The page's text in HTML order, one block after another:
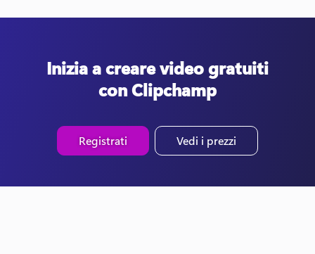
Inizia a creare video gratuiti
con Clipchamp
Registrati Vedi i prezzi